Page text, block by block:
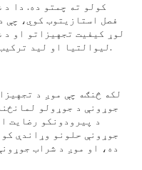
کولو ته چمتو ده. دا
فصل استازیتوب کوي، چې
لوړ کیفیت تجهیزاتو او
لیوالتیا او لید ترکیب د بریالیتوب لپاره یوه ترکیب دی.
لکه څنګه چې موږ د
جوړونې د جوړولو
د پیرودونکو رضایت
جوړونې حلونو وړاندې
ده، او موږ د شراب